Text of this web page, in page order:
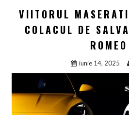
VIITORUL
COLACUL DE
ROMEO
iunie 14, 2025